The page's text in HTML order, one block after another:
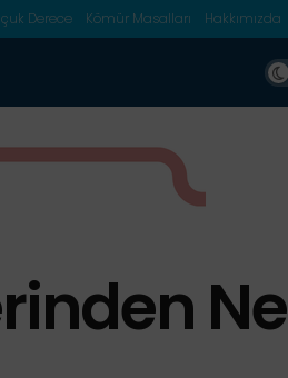
Derece Kömür Masalları Hakkımızda
Ne